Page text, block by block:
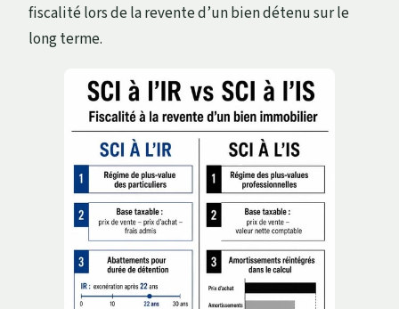
fiscalité lors de la revente d’un bien détenu sur le
long terme.